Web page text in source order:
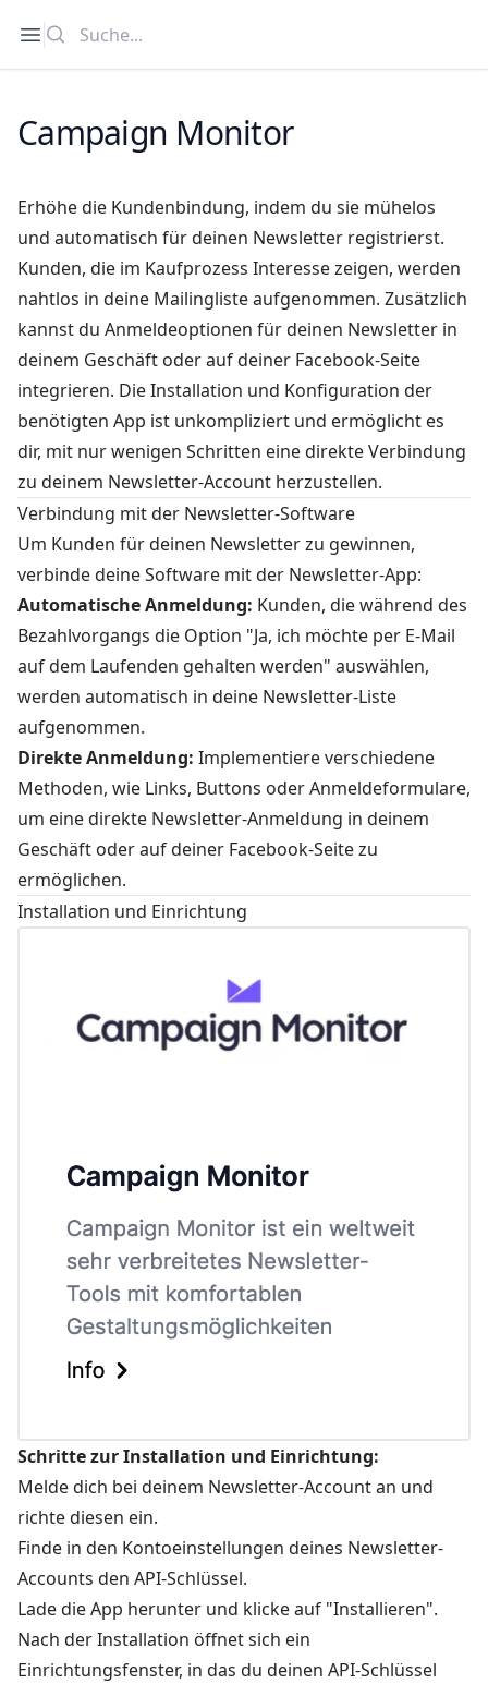
Open sidebar
Campaign Monitor
Erhöhe die Kundenbindung, indem du sie mühelos
und automatisch für deinen Newsletter registrierst.
Kunden, die im Kaufprozess Interesse zeigen, werden
nahtlos in deine Mailingliste aufgenommen. Zusätzlich
kannst du Anmeldeoptionen für deinen Newsletter in
deinem Geschäft oder auf deiner Facebook-Seite
integrieren. Die Installation und Konfiguration der
benötigten App ist unkompliziert und ermöglicht es
dir, mit nur wenigen Schritten eine direkte Verbindung
zu deinem Newsletter-Account herzustellen.
Verbindung mit der Newsletter-Software
Um Kunden für deinen Newsletter zu gewinnen,
verbinde deine Software mit der Newsletter-App:
Automatische Anmeldung: Kunden, die während des
Bezahlvorgangs die Option "Ja, ich möchte per E-Mail
auf dem Laufenden gehalten werden" auswählen,
werden automatisch in deine Newsletter-Liste
aufgenommen.
Direkte Anmeldung: Implementiere verschiedene
Methoden, wie Links, Buttons oder Anmeldeformulare,
um eine direkte Newsletter-Anmeldung in deinem
Geschäft oder auf deiner Facebook-Seite zu
ermöglichen.
Installation und Einrichtung
Schritte zur Installation und Einrichtung:
Melde dich bei deinem Newsletter-Account an und
richte diesen ein.
Finde in den Kontoeinstellungen deines Newsletter-
Accounts den API-Schlüssel.
Lade die App herunter und klicke auf "Installieren".
Nach der Installation öffnet sich ein
Einrichtungsfenster, in das du deinen API-Schlüssel